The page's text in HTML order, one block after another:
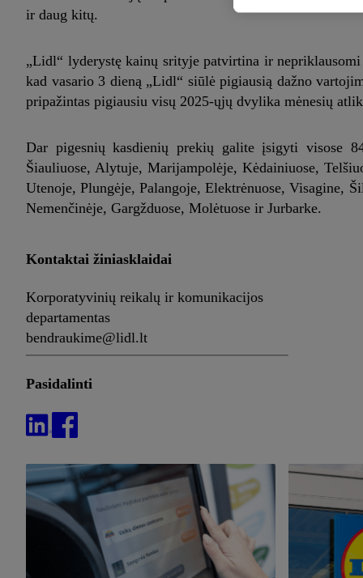
ir daug kitų.
„Lidl“ lyderystę kainų srityje patvirtina ir
kad vasario 3 dieną „Lidl“ siūlė pigiausią dažno
pripažintas pigiausiu visų 2025-ųjų dvylika mėnesių
Dar pigesnių kasdienių prekių galite įsigyti visose
Šiauliuose, Alytuje, Marijampolėje, Kėdainiuose,
Utenoje, Plungėje, Palangoje, Elektrėnuose, Visagine,
Nemenčinėje, Gargžduose, Molėtuose ir Jurbarke.
Kontaktai žiniasklaidai
Korporatyvinių reikalų ir komunikacijos
departamentas
bendraukime@lidl.lt
Pasidalinti